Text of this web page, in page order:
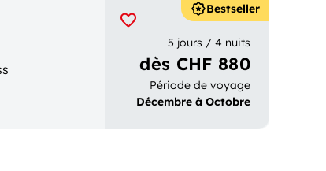
Bestseller
5 jours / 4 nuits
dès CHF 880
Période de voyage
Décembre à Octobre